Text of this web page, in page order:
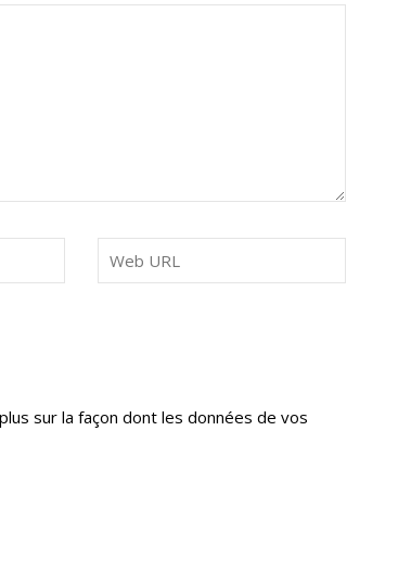
sur la façon dont les données de vos